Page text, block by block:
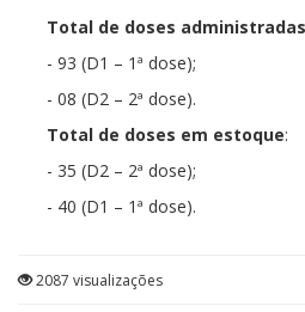
Total de doses
- 93 (D1 – 1ª dose);
- 08 (D2 – 2ª dose).
Total de doses em estoque:
- 35 (D2 – 2ª dose);
- 40 (D1 – 1ª dose).
2087 visualizações